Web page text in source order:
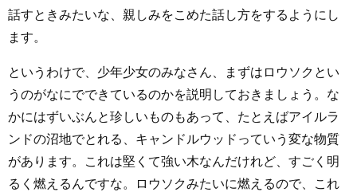
話すときみたいな、親しみをこめた話し方をするようにし
ます。
というわけで、少年少女のみなさん、まずはロウソクとい
うのがなにでできているのかを説明しておきましょう。な
かにはずいぶんと珍しいものもあって、たとえばアイルラ
ンドの沼地でとれる、キャンドルウッドっていう変な物質
があります。これは堅くて強い木なんだけれど、すごく明
るく燃えるんですな。ロウソクみたいに燃えるので、これ